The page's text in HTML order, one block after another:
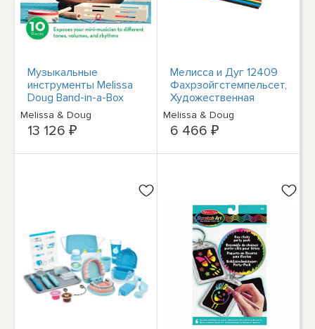
Музыкальные
инструменты Melissa
Doug Band-in-a-Box
Различные
инструменты,
Деревянные
Melissa & Doug
13 126 ₽
Мелисса и Дуг 12409
Фахрзойгстемпельсет,
Художественная
мастерская,
Штемпельсет,
Хольцшпилзойг
Melissa & Doug
6 466 ₽